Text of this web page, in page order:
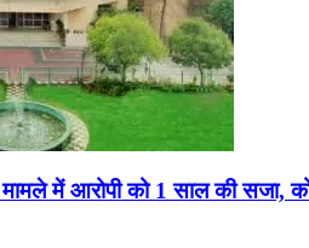
में आरोपी को 1 साल की सजा,